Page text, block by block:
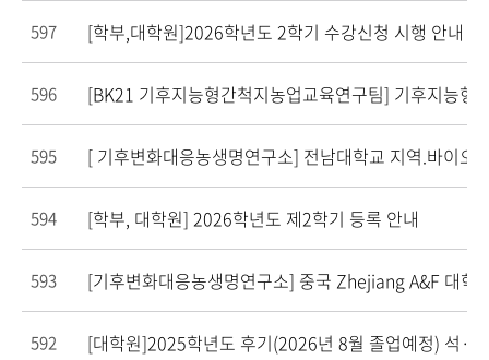
597 [학부,대학원]2026학년도 2학기 수강신청 시행 안내
596
595
594 [학부, 대학원] 2026학년도 제2학기 등록 안내
593 [기후변화대응농생명연구소] 중국 Zhejiang A&F 대학
592 [대학원]2025학년도 후기(2026년 8월 졸업예정) 석·